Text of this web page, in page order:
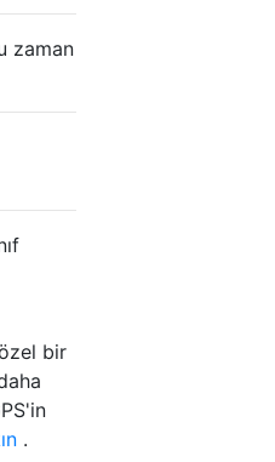
zaman
bir
.